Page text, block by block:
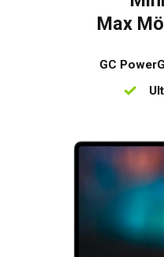
Max
GC